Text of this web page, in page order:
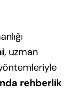
, uzman
rehberlik